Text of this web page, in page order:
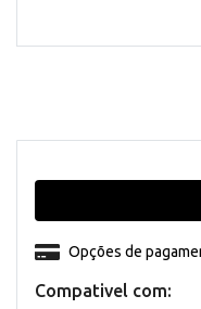
Compativel com:
Opções de